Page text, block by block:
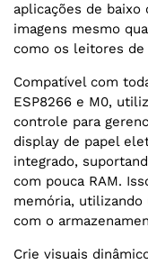
aplicações de
imagens mesmo
como os leitores
Compatível com
ESP8266 e M0,
controle para
display de papel
integrado,
com pouca RAM.
memória, utilizando
com o
Crie visuais